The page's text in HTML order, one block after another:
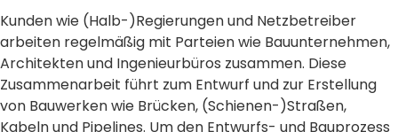
Kunden wie (Halb-)Regierungen und Netzbetreiber
arbeiten regelmäßig mit Parteien wie Bauunternehmen,
Architekten und Ingenieurbüros zusammen. Diese
Zusammenarbeit führt zum Entwurf und zur Erstellung
von Bauwerken wie Brücken, (Schienen-)Straßen,
Kabeln und Pipelines. Um den Entwurfs- und Bauprozess